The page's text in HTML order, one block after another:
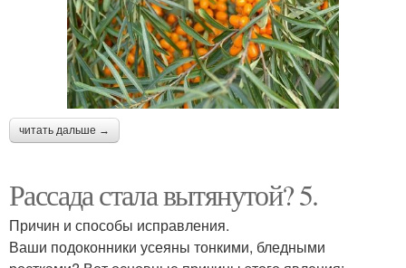
читать дальше →
Рассада стала вытянутой? 5.
Причин и способы исправления.
Ваши подоконники усеяны тонкими, бледными